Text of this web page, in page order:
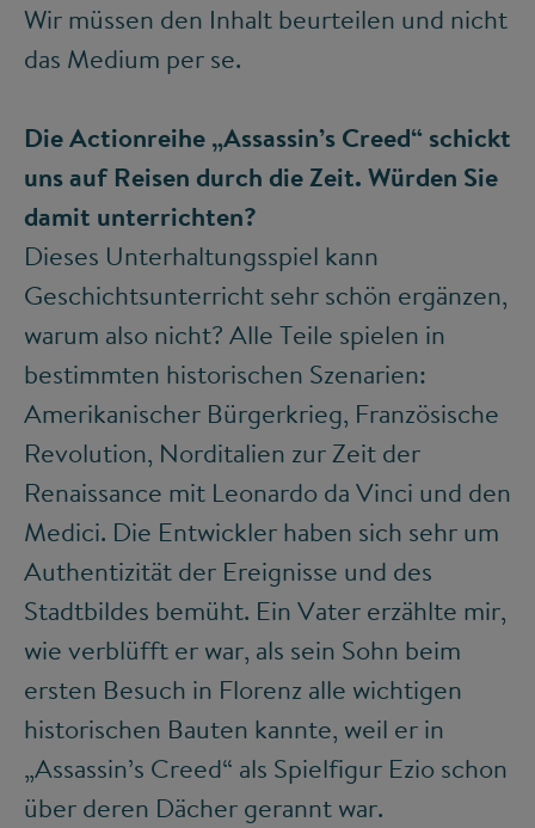
Wir müssen den Inhalt beurteilen und nicht
das Medium per se.
Die Actionreihe „Assassin’s Creed“ schickt
uns auf Reisen durch die Zeit. Würden Sie
damit unterrichten?
Dieses Unterhaltungsspiel kann
Geschichtsunterricht sehr schön ergänzen,
warum also nicht? Alle Teile spielen in
bestimmten historischen Szenarien:
Amerikanischer Bürgerkrieg, Französische
Revolution, Norditalien zur Zeit der
Renaissance mit Leonardo da Vinci und den
Medici. Die Entwickler haben sich sehr um
Authentizität der Ereignisse und des
Stadtbildes bemüht. Ein Vater erzählte mir,
wie verblüfft er war, als sein Sohn beim
ersten Besuch in Florenz alle wichtigen
historischen Bauten kannte, weil er in
„Assassin’s Creed“ als Spielfigur Ezio schon
über deren Dächer gerannt war.